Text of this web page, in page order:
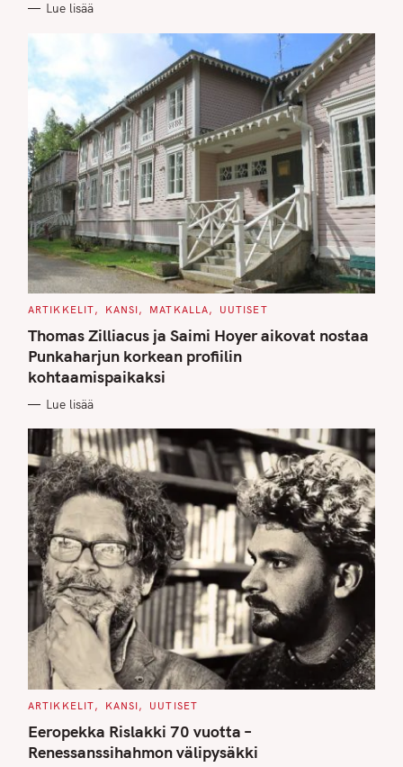
I
Lue lisää
C
T
E
G
O
R
I
S
ARTIKKELIT KANSI MATKALLA UUTISET
Thomas Zilliacus ja Saimi Hoyer aikovat nostaa
Punkaharjun korkean profiilin
kohtaamispaikaksi
Lue lisää
C
T
E
G
O
ARTIKKELIT KANSI UUTISET
Eeropekka Rislakki 70 vuotta –
Renessanssihahmon välipysäkki